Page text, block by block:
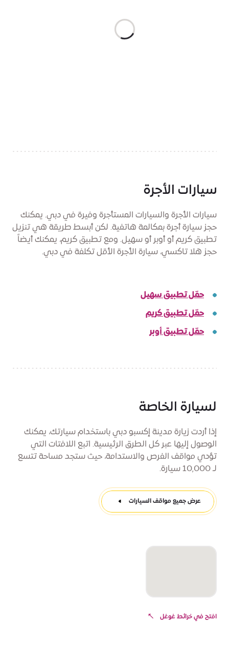
سيارات الأجرة
سيارات الأجرة والسيارات المستأجرة وفيرة في دبي. يمكنك
حجز سيارة أجرة بمكالمة هاتفية. لكن أبسط طريقة هي تنزيل
تطبيق كريم أو أوبر أو سهيل. ومع تطبيق كريم، يمكنك أيضاً
حجز هلا تاكسي، سيارة الأجرة الأقل تكلفة في دبي.
حمّل تطبيق سهيل
حمّل تطبيق كريم
حمّل تطبيق أوبر
لسيارة الخاصة
إذا أردت زيارة مدينة إكسبو دبي باستخدام سيارتك، يمكنك
الوصول إليها عبر كل الطرق الرئيسية. اتبع اللافتات التي
تؤدي مواقف الفرص والاستدامة، حيث ستجد مساحة تتسع
لـ 10,000 سيارة.
عرض جميع مواقف السيارات
افتح في خرائط غوغل